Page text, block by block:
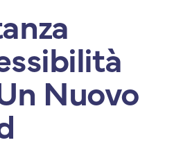
Nuovo